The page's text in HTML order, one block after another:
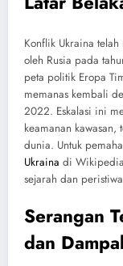
Konflik Ukraina
oleh Rusia pada
peta politik Eropa
memanas kembali
2022. Eskalasi ini
keamanan
dunia. Untuk
Ukraina di
sejarah dan
Serangan
dan